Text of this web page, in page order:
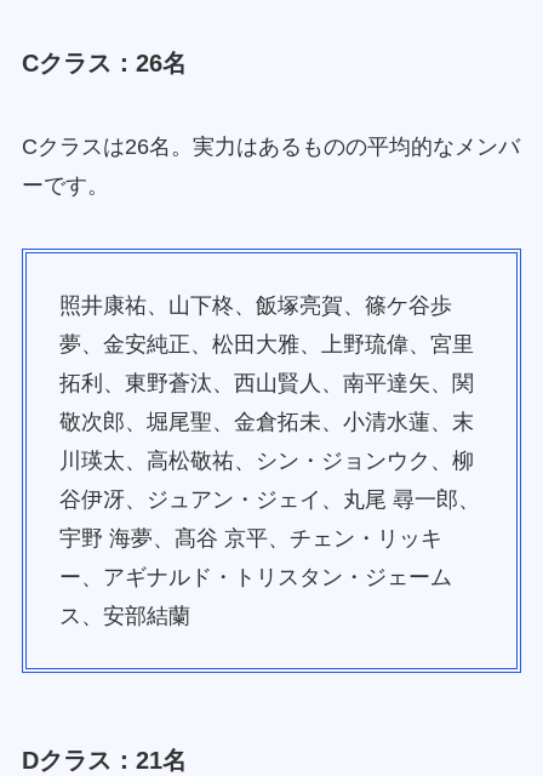
Cクラス：26名
Cクラスは26名。実力はあるものの平均的なメンバ
ーです。
照井康祐、山下柊、飯塚亮賀、篠ケ谷歩
夢、金安純正、松田大雅、上野琉偉、宮里
拓利、東野蒼汰、西山賢人、南平達矢、関
敬次郎、堀尾聖、金倉拓未、小清水蓮、末
川瑛太、高松敬祐、シン・ジョンウク、柳
谷伊冴、ジュアン・ジェイ、丸尾 尋一郎、
宇野 海夢、髙谷 京平、チェン・リッキ
ー、アギナルド・トリスタン・ジェーム
ス、安部結蘭
Dクラス：21名